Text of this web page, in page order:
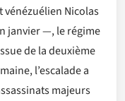
vénézuélien Nicolas
janvier —, le régime
de la deuxième
l’escalade a
majeurs